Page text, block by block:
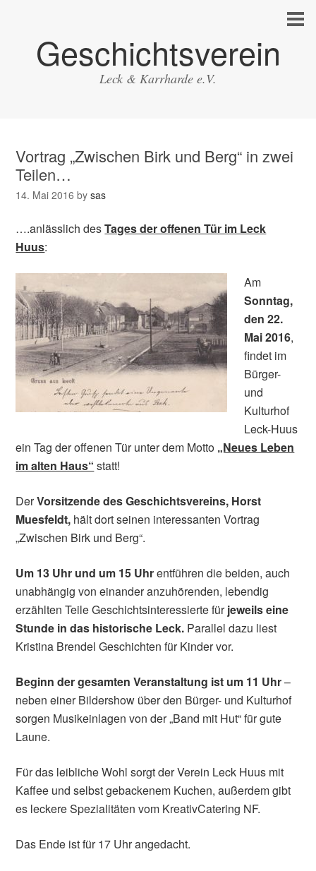
Geschichtsverein
Leck & Karrharde e.V.
Vortrag „Zwischen Birk und Berg“ in zwei
Teilen…
14. Mai 2016 bysas
….anlässlich desTages der offenen Tür im Leck
Huus:
Am
Sonntag,
den 22.
Mai 2016,
findet im
Bürger-
und
Kulturhof
Leck-Huus
ein Tag der offenen Tür unter dem Motto „Neues Leben
im alten Haus“ statt!
DerVorsitzende des Geschichtsvereins, Horst
Muesfeldt, hält dort seinen interessanten Vortrag
„Zwischen Birk und Berg“.
Um 13 Uhr und um 15 Uhrentführen die beiden, auch
unabhängig von einander anzuhörenden, lebendig
erzählten Teile Geschichtsinteressierte fürjeweils eine
Stunde in das historische Leck. Parallel dazu liest
Kristina Brendel Geschichten für Kinder vor.
Beginn der gesamten Veranstaltung ist um 11 Uhr–
neben einer Bildershow über den Bürger- und Kulturhof
sorgen Musikeinlagen von der „Band mit Hut“ für gute
Laune.
Für das leibliche Wohl sorgt der Verein Leck Huus mit
Kaffee und selbst gebackenem Kuchen, außerdem gibt
es leckere Spezialitäten vom KreativCatering NF.
Das Ende ist für 17 Uhr angedacht.